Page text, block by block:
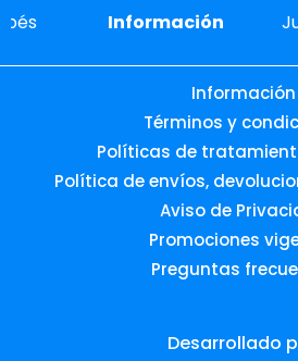
Información
Información
Términos y
Políticas de
Política de envíos,
Aviso de
Promociones
Preguntas
Desarrollado